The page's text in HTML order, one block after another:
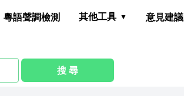
粵語聲調檢測 其他工具 意見建議
搜 尋